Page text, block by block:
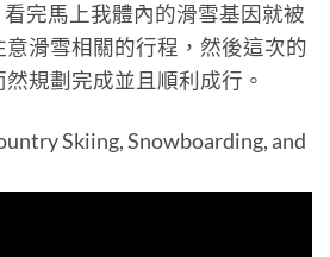
看完馬上我體內的滑雪基因就被
滑雪相關的行程，然後這次的
規劃完成並且順利成行。
Skiing, Snowboarding, and